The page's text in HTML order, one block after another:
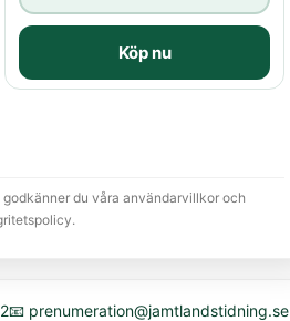
Köp nu
du våra användarvillkor och
📧 prenumeration@jamtlandstidning.se